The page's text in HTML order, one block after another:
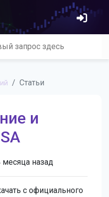
Статьи
и
месяца назад
с официального